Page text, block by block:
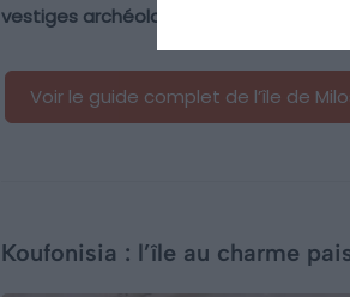
vestiges archéologiques
disséminés
Voir le guide complet de l’île de
Koufonisia : l’île au charme